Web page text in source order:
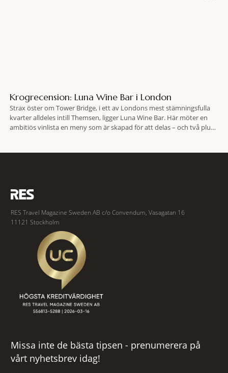
Krogrecension: Luna Wine Bar i London
Strax öster om Tower Bridge, i ett av Londons mest stämningsfulla
kvarter alldeles intill Themsen, ligger Luna Wine Bar. Här möter en
ambitiös vinlista en meny som är skapad för att delas – och två plus
RES Travel Magazine Sweden AB c/o Convendum, Vasagatan 16
11121 Stockholm
Missa inte de bästa tipsen - prenumerera på
vårt nyhetsbrev idag!